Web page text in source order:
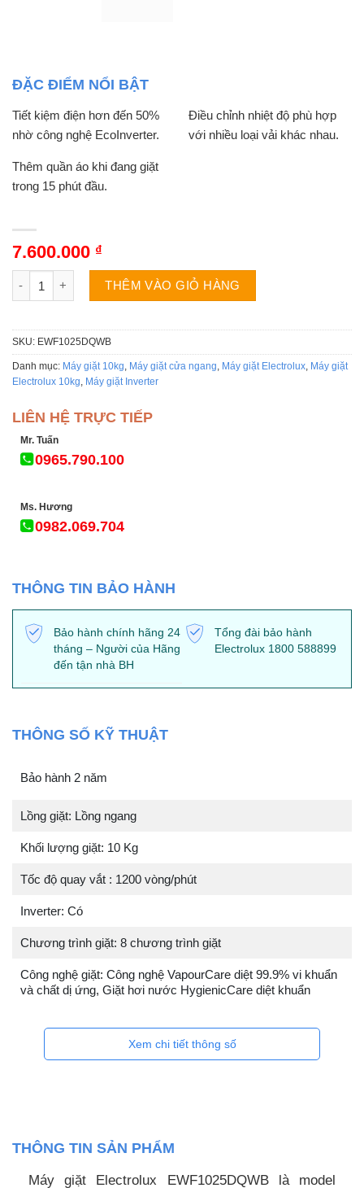
ĐẶC ĐIỂM NỔI BẬT
Tiết kiệm điện hơn đến 50%
nhờ công nghệ EcoInverter.
Điều chỉnh nhiệt độ phù hợp
với nhiều loại vải khác nhau.
Thêm quần áo khi đang giặt
trong 15 phút đầu.
7.600.000 ₫
Máy giặt Electrolux EWF1025DQWB | 10kg cửa ngang inverter
THÊM VÀO GIỎ HÀNG
SKU: EWF1025DQWB
Danh mục: Máy giặt 10kg Máy giặt cửa ngang Máy giặt Electrolux Máy giặt
Electrolux 10kg Máy giặt Inverter
LIÊN HỆ TRỰC TIẾP
Mr. Tuấn
0965.790.100
Ms. Hương
0982.069.704
THÔNG TIN BẢO HÀNH
Bảo hành chính hãng 24
tháng – Người của Hãng
đến tận nhà BH
Tổng đài bảo hành
Electrolux 1800 588899
THÔNG SỐ KỸ THUẬT
Bảo hành 2 năm
Lồng giặt: Lồng ngang
Khối lượng giặt: 10 Kg
Tốc độ quay vắt : 1200 vòng/phút
Inverter: Có
Chương trình giặt: 8 chương trình giặt
Công nghệ giặt: Công nghệ VapourCare diệt 99.9% vi khuẩn
và chất dị ứng, Giặt hơi nước HygienicCare diệt khuẩn
Xem chi tiết thông số
THÔNG TIN SẢN PHẨM
Máy giặt Electrolux EWF1025DQWB là model